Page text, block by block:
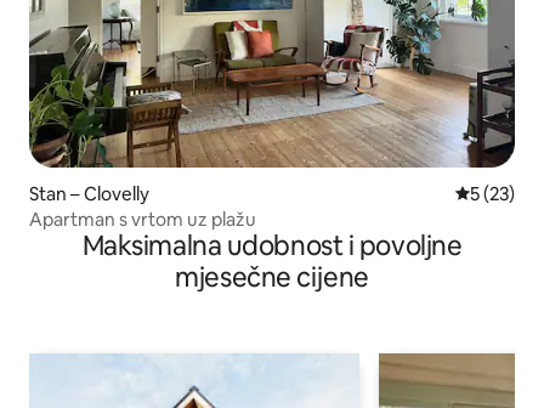
Stan – Clovelly Prosječna
5 (23)
Apartman s vrtom uz plažu
Maksimalna udobnost i povoljne
mjesečne cijene